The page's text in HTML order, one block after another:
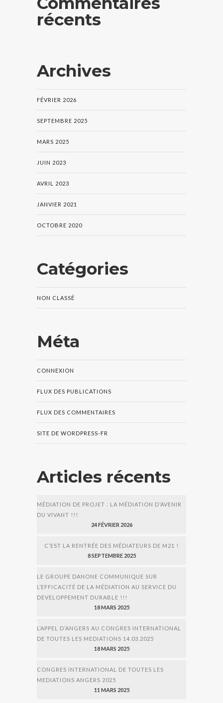
récents
Archives
FÉVRIER 2026
SEPTEMBRE 2025
MARS 2025
JUIN 2023
AVRIL 2023
JANVIER 2021
OCTOBRE 2020
Catégories
NON CLASSÉ
Méta
CONNEXION
FLUX DES PUBLICATIONS
FLUX DES COMMENTAIRES
SITE DE WORDPRESS-FR
Articles récents
MÉDIATION DE PROJET : LA MÉDIATION D’AVENIR
DU VIVANT !!!
24 FÉVRIER 2026
C’EST LA RENTRÉE DES MÉDIATEURS DE M21 !
8 SEPTEMBRE 2025
LE GROUPE DANONE COMMUNIQUE SUR
L’EFFICACITÉ DE LA MÉDIATION AU SERVICE DU
DEVELOPPEMENT DURABLE !!!
18 MARS 2025
L’APPEL D’ANGERS AU CONGRES INTERNATIONAL
DE TOUTES LES MEDIATIONS 14.03.2025
18 MARS 2025
CONGRES INTERNATIONAL DE TOUTES LES
MEDIATIONS ANGERS 2025
11 MARS 2025